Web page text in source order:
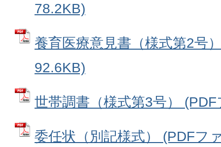
78.2KB)
養育医療意見書（様式第2号
92.6KB)
世帯調書（様式第3号）
委任状（別記様式） (PDFフ